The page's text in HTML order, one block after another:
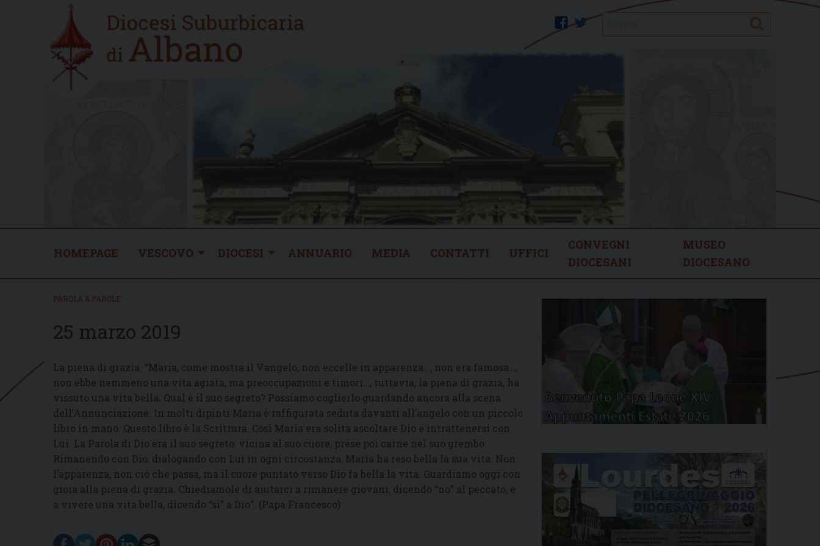
Home
new
twitter
facebook Search
HOMEPAGE VESCOVO DIOCESI ANNUARIO MEDIA CONTATTI UFFICI
CONVEGNI
DIOCESANI
MUSEO
DIOCESANO
PAROLA & PAROLE
25 marzo 2019
La piena di grazia. “Maria, come mostra il Vangelo, non eccelle in apparenza…, non era famosa…,
non ebbe nemmeno una vita agiata, ma preoccupazioni e timori…, tuttavia, la piena di grazia, ha
vissuto una vita bella. Qual è il suo segreto? Possiamo coglierlo guardando ancora alla scena
dell’Annunciazione. In molti dipinti Maria è raffigurata seduta davanti all’angelo con un piccolo
libro in mano. Questo libro è la Scrittura. Così Maria era solita ascoltare Dio e intrattenersi con
Lui. La Parola di Dio era il suo segreto: vicina al suo cuore, prese poi carne nel suo grembo.
Rimanendo con Dio, dialogando con Lui in ogni circostanza, Maria ha reso bella la sua vita. Non
l’apparenza, non ciò che passa, ma il cuore puntato verso Dio fa bella la vita. Guardiamo oggi con
gioia alla piena di grazia. Chiediamole di aiutarci a rimanere giovani, dicendo “no” al peccato, e
a vivere una vita bella, dicendo “sì” a Dio”. (Papa Francesco)